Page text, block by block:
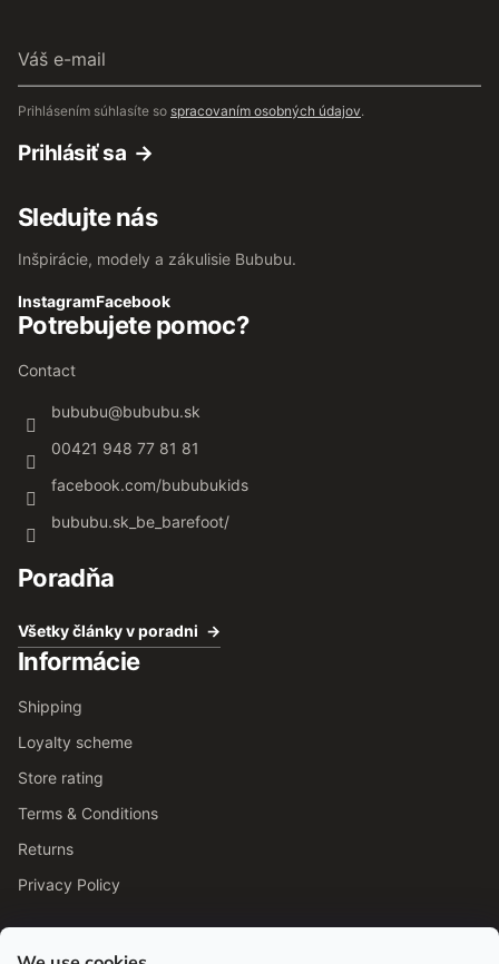
e-
mail
Prihlásením súhlasíte so spracovaním osobných údajov.
Prihlásiť sa
Sledujte nás
Inšpirácie, modely a zákulisie Bububu.
InstagramFacebook
Potrebujete pomoc?
Contact
bububu@bububu.sk
00421 948 77 81 81
facebook.com/bububukids
bububu.sk_be_barefoot/
Poradňa
Všetky články v poradni
Informácie
Shipping
Loyalty scheme
Store rating
Terms & Conditions
Returns
Privacy Policy